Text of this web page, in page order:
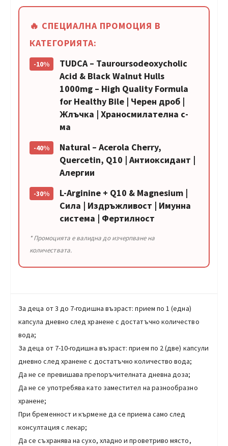
🔥 СПЕЦИАЛНА ПРОМОЦИЯ В
КАТЕГОРИЯТА:
-10%
TUDCA – Tauroursodeoxycholic
Acid & Black Walnut Hulls
1000mg – High Quality Formula
for Healthy Bile | Черен дроб |
Жлъчка | Храносмилателна с-
ма
-40%
Natural – Acerola Cherry,
Quercetin, Q10 | Антиоксидант |
Алергии
-30%
L-Arginine + Q10 & Magnesium |
Сила | Издръжливост | Имунна
система | Фертилност
* Промоцията е валидна до изчерпване на
количествата.
За деца от 3 до 7-годишна възраст: прием по 1 (една)
капсула дневно след хранене с достатъчно количество
вода;
За деца от 7-10-годишна възраст: прием по 2 (две) капсули
дневно след хранене с достатъчно количество вода;
Да не се превишава препоръчителната дневна доза;
Да не се употребява като заместител на разнообразно
хранене;
При бременност и кърмене да се приема само след
консултация с лекар;
Да се съхранява на сухо, хладно и проветриво място,